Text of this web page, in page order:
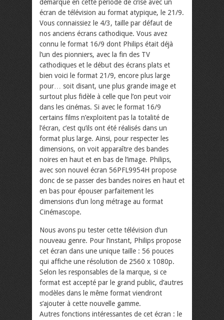
démarque en cette période de crise avec un
écran de télévision au format atypique, le 21/9.
Vous connaissiez le 4/3, taille par défaut de
nos anciens écrans cathodique. Vous avez
connu le format 16/9 dont Philips était déjà
l’un des pionniers, avec la fin des TV
cathodiques et le début des écrans plats et
bien voici le format 21/9, encore plus large
pour… soit disant, une plus grande image et
surtout plus fidèle à celle que l’on peut voir
dans les cinémas. Si avec le format 16/9
certains films n’exploitent pas la totalité de
l’écran, c’est qu’ils ont été réalisés dans un
format plus large. Ainsi, pour respecter les
dimensions, on voit apparaître des bandes
noires en haut et en bas de l’image. Philips,
avec son nouvel écran 56PFL9954H propose
donc de se passer des bandes noires en haut et
en bas pour épouser parfaitement les
dimensions d’un long métrage au format
Cinémascope.
Nous avons pu tester cette télévision d’un
nouveau genre. Pour l’instant, Philips propose
cet écran dans une unique taille : 56 pouces
qui affiche une résolution de 2560 x 1080p.
Selon les responsables de la marque, si ce
format est accepté par le grand public, d’autres
modèles dans le même format viendront
s’ajouter à cette nouvelle gamme.
Autres fonctions intéressantes de cet écran : le